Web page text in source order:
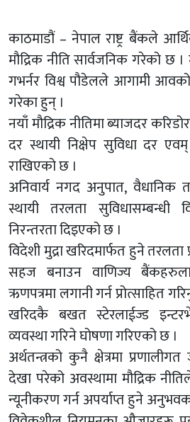
काठमाडौं – नेपाल राष्ट्र बैंकले
मौद्रिक नीति सार्वजनिक गरेको छ
गभर्नर विश्व पौडेलले आगामी आवको
गरेका हुन् ।
नयाँ मौद्रिक नीतिमा ब्याजदर
दर स्थायी निक्षेप सुविधा दर
राखिएको छ ।
अनिवार्य नगद अनुपात, वैधानिक
स्थायी तरलता सुविधासम्बन्धी
निरन्तरता दिइएको छ ।
विदेशी मुद्रा खरिदमार्फत हुने तरलता
सहज बनाउन वाणिज्य
ऋणपत्रमा लगानी गर्न प्रोत्साहित
खरिदकै बखत स्टेरलाईज्ड
व्यवस्था गरिने घोषणा गरिएको छ ।
अर्थतन्त्रको कुनै क्षेत्रमा
देखा परेको अवस्थामा मौद्रिक
न्यूनीकरण गर्न अपर्याप्त हुने